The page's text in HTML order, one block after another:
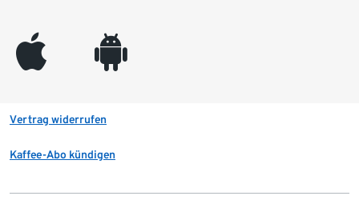
appleinc android
Vertrag widerrufen
Kaffee-Abo kündigen